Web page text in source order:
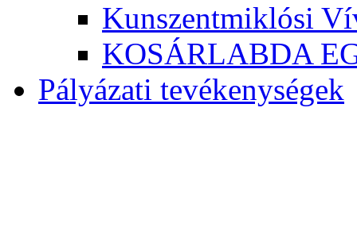
Kunszentmiklósi
KOSÁRLABDA
Pályázati tevékenységek